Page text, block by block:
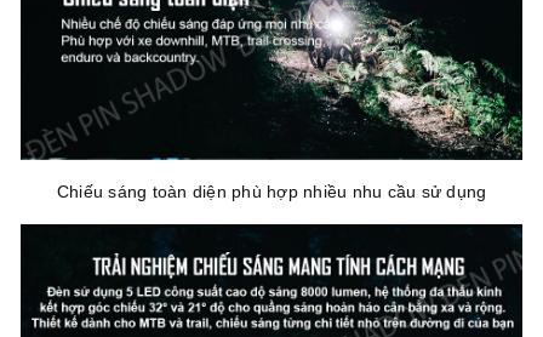
Chiếu sáng toàn diện phù hợp nhiều nhu cầu sử dụng